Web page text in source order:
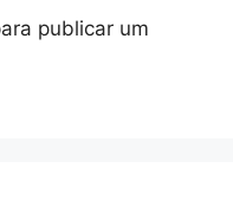
publicar um